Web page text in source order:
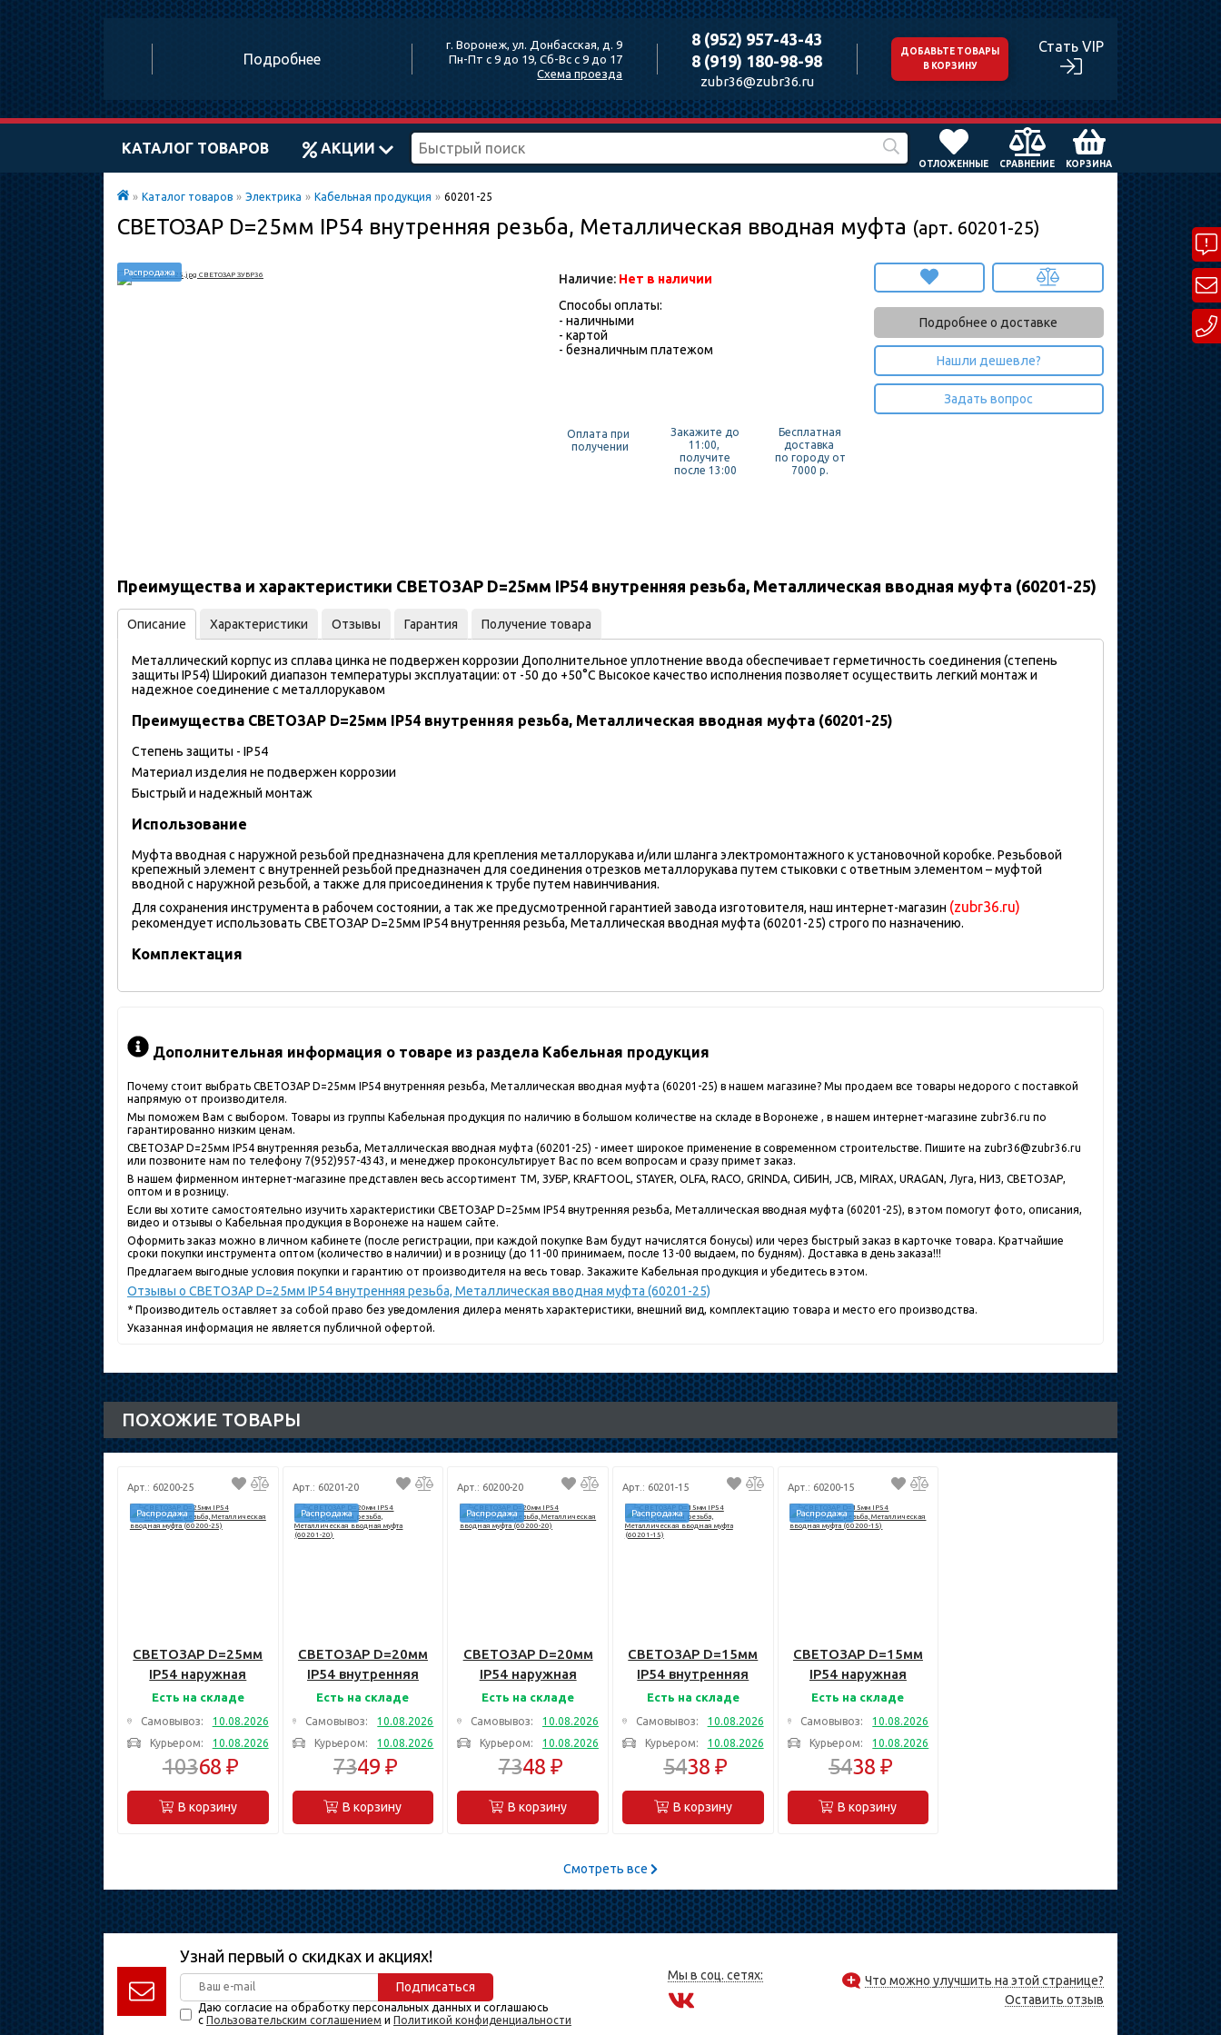
Подробнее
г. Воронеж, ул. Донбасская, д. 9
Пн-Пт с 9 до 19, Сб-Вс с 9 до 17
Схема проезда
8 (952) 957-43-43
8 (919) 180-98-98
zubr36@zubr36.ru
ДОБАВЬТЕ ТОВАРЫ
В КОРЗИНУ
Стать VIP
КАТАЛОГ ТОВАРОВ АКЦИИ
ОТЛОЖЕННЫЕ СРАВНЕНИЕ КОРЗИНА
» Каталог товаров » Электрика » Кабельная продукция » 60201-25
СВЕТОЗАР D=25мм IP54 внутренняя резьба, Металлическая вводная муфта (арт. 60201-25)
Распродажа Наличие: Нет в наличии
Способы оплаты:
- наличными
- картой
- безналичным платежом
Оплата при
получении
Закажите до
11:00,
получите
после 13:00
Бесплатная
доставка
по городу от
7000 р.
Подробнее о доставке
Нашли дешевле?
Задать вопрос
Преимущества и характеристики СВЕТОЗАР D=25мм IP54 внутренняя резьба, Металлическая вводная муфта (60201-25)
Описание Характеристики Отзывы Гарантия Получение товара
Металлический корпус из сплава цинка не подвержен коррозии Дополнительное уплотнение ввода обеспечивает герметичность соединения (степень
защиты IP54) Широкий диапазон температуры эксплуатации: от -50 до +50°С Высокое качество исполнения позволяет осуществить легкий монтаж и
надежное соединение с металлорукавом
Преимущества СВЕТОЗАР D=25мм IP54 внутренняя резьба, Металлическая вводная муфта (60201-25)
Степень защиты - IP54
Материал изделия не подвержен коррозии
Быстрый и надежный монтаж
Использование
Муфта вводная с наружной резьбой предназначена для крепления металлорукава и/или шланга электромонтажного к установочной коробке. Резьбовой
крепежный элемент с внутренней резьбой предназначен для соединения отрезков металлорукава путем стыковки с ответным элементом – муфтой
вводной с наружной резьбой, а также для присоединения к трубе путем навинчивания.
Для сохранения инструмента в рабочем состоянии, а так же предусмотренной гарантией завода изготовителя, наш интернет-магазин (zubr36.ru)
рекомендует использовать СВЕТОЗАР D=25мм IP54 внутренняя резьба, Металлическая вводная муфта (60201-25) строго по назначению.
Комплектация
Дополнительная информация о товаре из раздела Кабельная продукция
Почему стоит выбрать СВЕТОЗАР D=25мм IP54 внутренняя резьба, Металлическая вводная муфта (60201-25) в нашем магазине? Мы продаем все товары недорого с поставкой
напрямую от производителя.
Мы поможем Вам с выбором. Товары из группы Кабельная продукция по наличию в большом количестве на складе в Воронеже , в нашем интернет-магазине zubr36.ru по
гарантированно низким ценам.
СВЕТОЗАР D=25мм IP54 внутренняя резьба, Металлическая вводная муфта (60201-25) - имеет широкое применение в современном строительстве. Пишите на zubr36@zubr36.ru
или позвоните нам по телефону 7(952)957-4343, и менеджер проконсультирует Вас по всем вопросам и сразу примет заказ.
В нашем фирменном интернет-магазине представлен весь ассортимент ТМ, ЗУБР, KRAFTOOL, STAYER, OLFA, RACO, GRINDA, СИБИН, JCB, MIRAX, URAGAN, Луга, НИЗ, СВЕТОЗАР,
оптом и в розницу.
Если вы хотите самостоятельно изучить характеристики СВЕТОЗАР D=25мм IP54 внутренняя резьба, Металлическая вводная муфта (60201-25), в этом помогут фото, описания,
видео и отзывы о Кабельная продукция в Воронеже на нашем сайте.
Оформить заказ можно в личном кабинете (после регистрации, при каждой покупке Вам будут начислятся бонусы) или через быстрый заказ в карточке товара. Кратчайшие
сроки покупки инструмента оптом (количество в наличии) и в розницу (до 11-00 принимаем, после 13-00 выдаем, по будням). Доставка в день заказа!!!
Предлагаем выгодные условия покупки и гарантию от производителя на весь товар. Закажите Кабельная продукция и убедитесь в этом.
Отзывы о СВЕТОЗАР D=25мм IP54 внутренняя резьба, Металлическая вводная муфта (60201-25)
* Производитель оставляет за собой право без уведомления дилера менять характеристики, внешний вид, комплектацию товара и место его производства.
Указанная информация не является публичной офертой.
ПОХОЖИЕ ТОВАРЫ
Арт.: 60200-25
Распродажа
СВЕТОЗАР D=25мм
IP54 наружная
резьба,
Металлическая
(60200-25)
Есть на складе
Самовывоз:
10.08.2026
Курьером:
10.08.2026
10368 ₽
В корзину
Арт.: 60201-20
Распродажа
СВЕТОЗАР D=20мм
IP54 внутренняя
резьба,
Металлическая
(60201-20)
Есть на складе
Самовывоз:
10.08.2026
Курьером:
10.08.2026
7349 ₽
В корзину
Арт.: 60200-20
Распродажа
СВЕТОЗАР D=20мм
IP54 наружная
резьба,
Металлическая
(60200-20)
Есть на складе
Самовывоз:
10.08.2026
Курьером:
10.08.2026
7348 ₽
В корзину
Арт.: 60201-15
Распродажа
СВЕТОЗАР D=15мм
IP54 внутренняя
резьба,
Металлическая
(60201-15)
Есть на складе
Самовывоз:
10.08.2026
Курьером:
10.08.2026
5438 ₽
В корзину
Арт.: 60200-15
Распродажа
СВЕТОЗАР D=15мм
IP54 наружная
резьба,
Металлическая
(60200-15)
Есть на складе
Самовывоз:
10.08.2026
Курьером:
10.08.2026
5438 ₽
В корзину
Смотреть все
Узнай первый о скидках и акциях!
Подписаться
Даю согласие на обработку персональных данных и соглашаюсь
с Пользовательским соглашением и Политикой конфиденциальности
Мы в соц. сетях:
Что можно улучшить на этой странице?
Оставить отзыв